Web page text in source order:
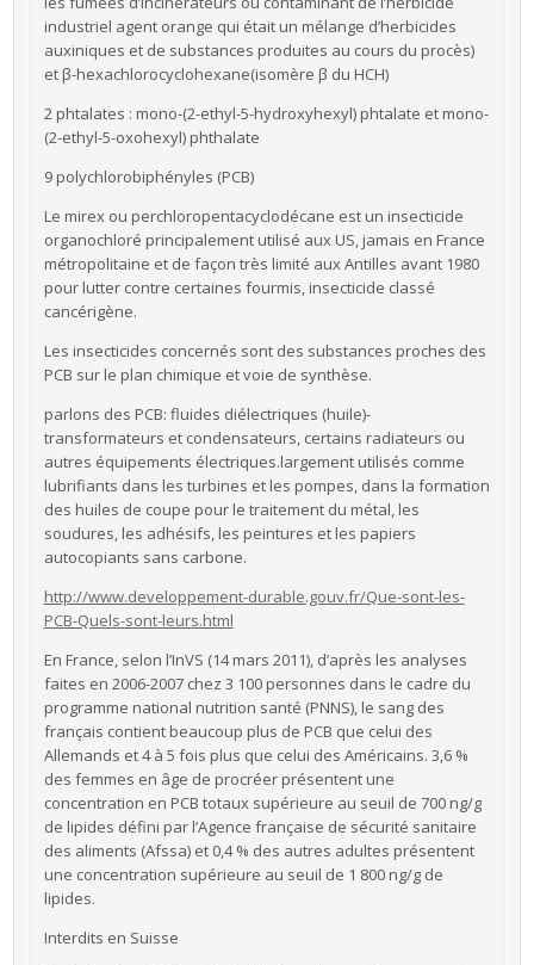
industriel agent orange qui était un mélange d’herbicides
auxiniques et de substances produites au cours du procès)
et β-hexachlorocyclohexane(isomère β du HCH)
2 phtalates : mono-(2-ethyl-5-hydroxyhexyl) phtalate et mono-
(2-ethyl-5-oxohexyl) phthalate
9 polychlorobiphényles (PCB)
Le mirex ou perchloropentacyclodécane est un insecticide
organochloré principalement utilisé aux US, jamais en France
métropolitaine et de façon très limité aux Antilles avant 1980
pour lutter contre certaines fourmis, insecticide classé
cancérigène.
Les insecticides concernés sont des substances proches des
PCB sur le plan chimique et voie de synthèse.
parlons des PCB: fluides diélectriques (huile)-
transformateurs et condensateurs, certains radiateurs ou
autres équipements électriques.largement utilisés comme
lubrifiants dans les turbines et les pompes, dans la formation
des huiles de coupe pour le traitement du métal, les
soudures, les adhésifs, les peintures et les papiers
autocopiants sans carbone.
http://www.developpement-durable.gouv.fr/Que-sont-les-
PCB-Quels-sont-leurs.html
En France, selon l’InVS (14 mars 2011), d’après les analyses
faites en 2006-2007 chez 3 100 personnes dans le cadre du
programme national nutrition santé (PNNS), le sang des
français contient beaucoup plus de PCB que celui des
Allemands et 4 à 5 fois plus que celui des Américains. 3,6 %
des femmes en âge de procréer présentent une
concentration en PCB totaux supérieure au seuil de 700 ng/g
de lipides défini par l’Agence française de sécurité sanitaire
des aliments (Afssa) et 0,4 % des autres adultes présentent
une concentration supérieure au seuil de 1 800 ng/g de
lipides.
Interdits en Suisse